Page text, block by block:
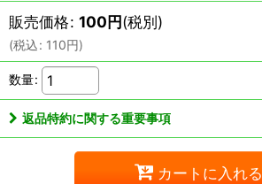
販売価格: 100円(税別)
(税込: 110円)
数量:
返品特約に関する重要事項
カートに入れる